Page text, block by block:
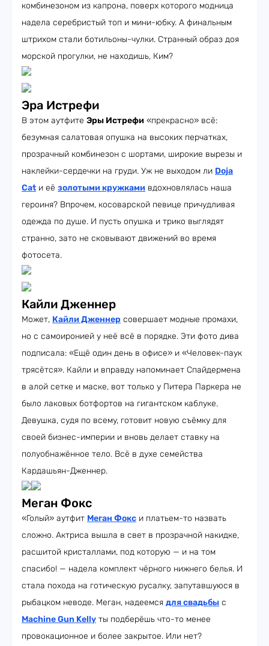
комбинезоном из капрона, поверх которого модница
надела серебристый топ и мини-юбку. А финальным
штрихом стали ботильоны-чулки. Странный образ доя
морской прогулки, не находишь, Ким?
Эра Истрефи
В этом аутфите Эры Истрефи «прекрасно» всё:
безумная салатовая опушка на высоких перчатках,
прозрачный комбинезон с шортами, широкие вырезы и
наклейки-сердечки на груди. Уж не выходом ли Doja
Cat и её золотыми кружками вдохновлялась наша
героиня? Впрочем, косоварской певице причудливая
одежда по душе. И пусть опушка и трико выглядят
странно, зато не сковывают движений во время
фотосета.
Кайли Дженнер
Может, Кайли Дженнер совершает модные промахи,
но с самоиронией у неё всё в порядке. Эти фото дива
подписала: «Ещё один день в офисе» и «Человек-паук
трясётся». Кайли и вправду напоминает Спайдермена
в алой сетке и маске, вот только у Питера Паркера не
было лаковых ботфортов на гигантском каблуке.
Девушка, судя по всему, готовит новую съёмку для
своей бизнес-империи и вновь делает ставку на
полуобнажённое тело. Всё в духе семейства
Кардашьян-Дженнер.
Меган Фокс
«Голый» аутфит Меган Фокс и платьем-то назвать
сложно. Актриса вышла в свет в прозрачной накидке,
расшитой кристаллами, под которую — и на том
спасибо! — надела комплект чёрного нижнего белья. И
стала похода на готическую русалку, запутавшуюся в
рыбацком неводе. Меган, надеемся для свадьбы с
Machine Gun Kelly ты подберёшь что-то менее
провокационное и более закрытое. Или нет?